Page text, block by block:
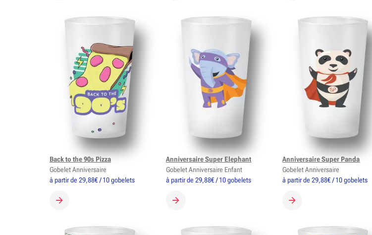
à partir de 29,88€ / 10 gobelets
CRÉER MON GOBELET
Back to the 90s Pizza
Gobelet Anniversaire
à partir de 29,88€ / 10 gobelets
CRÉER MON GOBELET
Anniversaire Super Elephant
Gobelet Anniversaire Enfant
à partir de 29,88€ / 10 gobelets
CRÉER MON GOBELET
Anniversaire Super Panda
Gobelet Anniversaire